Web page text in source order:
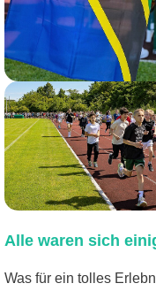
Alle waren sich
Was für ein tolles